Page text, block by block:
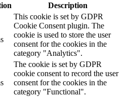
Description
This cookie is set by GDPR
Cookie Consent plugin. The
cookie is used to store the user
consent for the cookies in the
category "Analytics".
The cookie is set by GDPR
cookie consent to record the user
consent for the cookies in the
category "Functional".